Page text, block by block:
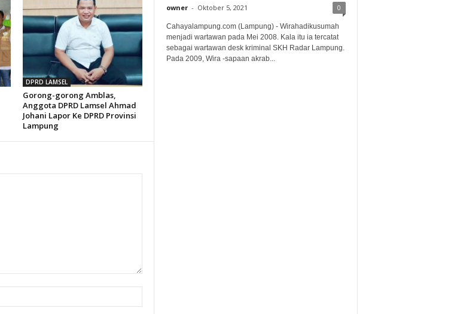
DPRD LAMSEL
Gorong-gorong Amblas,
Anggota DPRD Lamsel Ahmad
Johani Lapor Ke DPRD Provinsi
Lampung
owner - Oktober 5, 2021 0
Cahayalampung.com (Lampung) - Wirahadikusumah
menjadi wartawan pada Mei 2008. Kala itu ia tercatat
sebagai wartawan desk kriminal SKH Radar Lampung.
Pada 2009, Wira -sapaan akrab...